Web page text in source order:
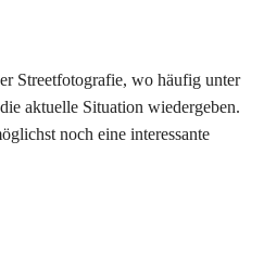
Streetfotografie, wo häufig unter
aktuelle Situation wiedergeben.
noch eine interessante